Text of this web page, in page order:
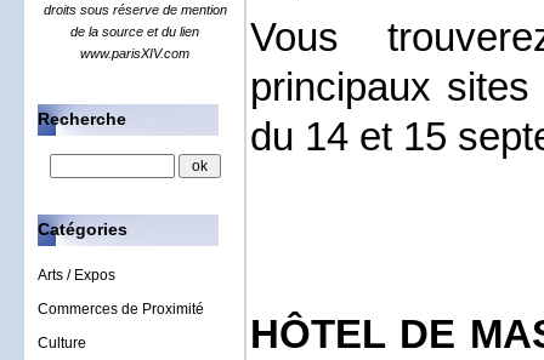
droits sous réserve de mention
de la source et du lien
www.parisXIV.com
Recherche
Catégories
Arts / Expos
Commerces de Proximité
Culture
Vous
principaux
du 14 et 15
HÔTEL DE